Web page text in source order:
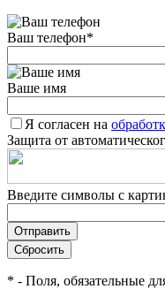
Ваш телефон*
Ваше имя
Я согласен на
Защита от
Введите символы с
* - Поля, обязательные